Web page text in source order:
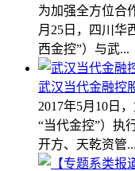
为加强全方位合
月25日，四川华
西金控”）与武...
武汉当代金融控
2017年5月10日
“当代金控”）执
开方、天乾资管...